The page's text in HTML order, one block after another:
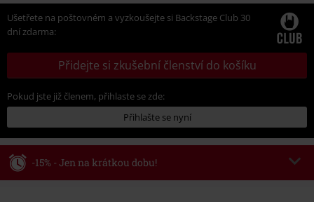
Ušetřete na poštovném a vyzkoušejte si Backstage Club 30
dní zdarma:
Přidejte si zkušební členství do košíku
Pokud jste již členem, přihlaste se zde:
Přihlašte se nyní
-15% - Jen na krátkou dobu!